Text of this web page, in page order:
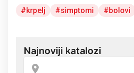
krpelj simptomi bolovi